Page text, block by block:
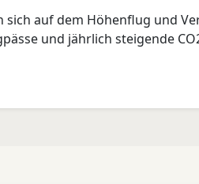
sich auf dem Höhenflug und
und jährlich steigende